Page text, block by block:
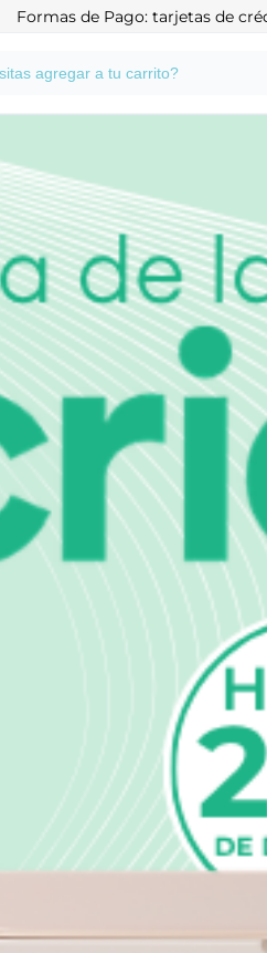
Formas de Pago: tarjetas de